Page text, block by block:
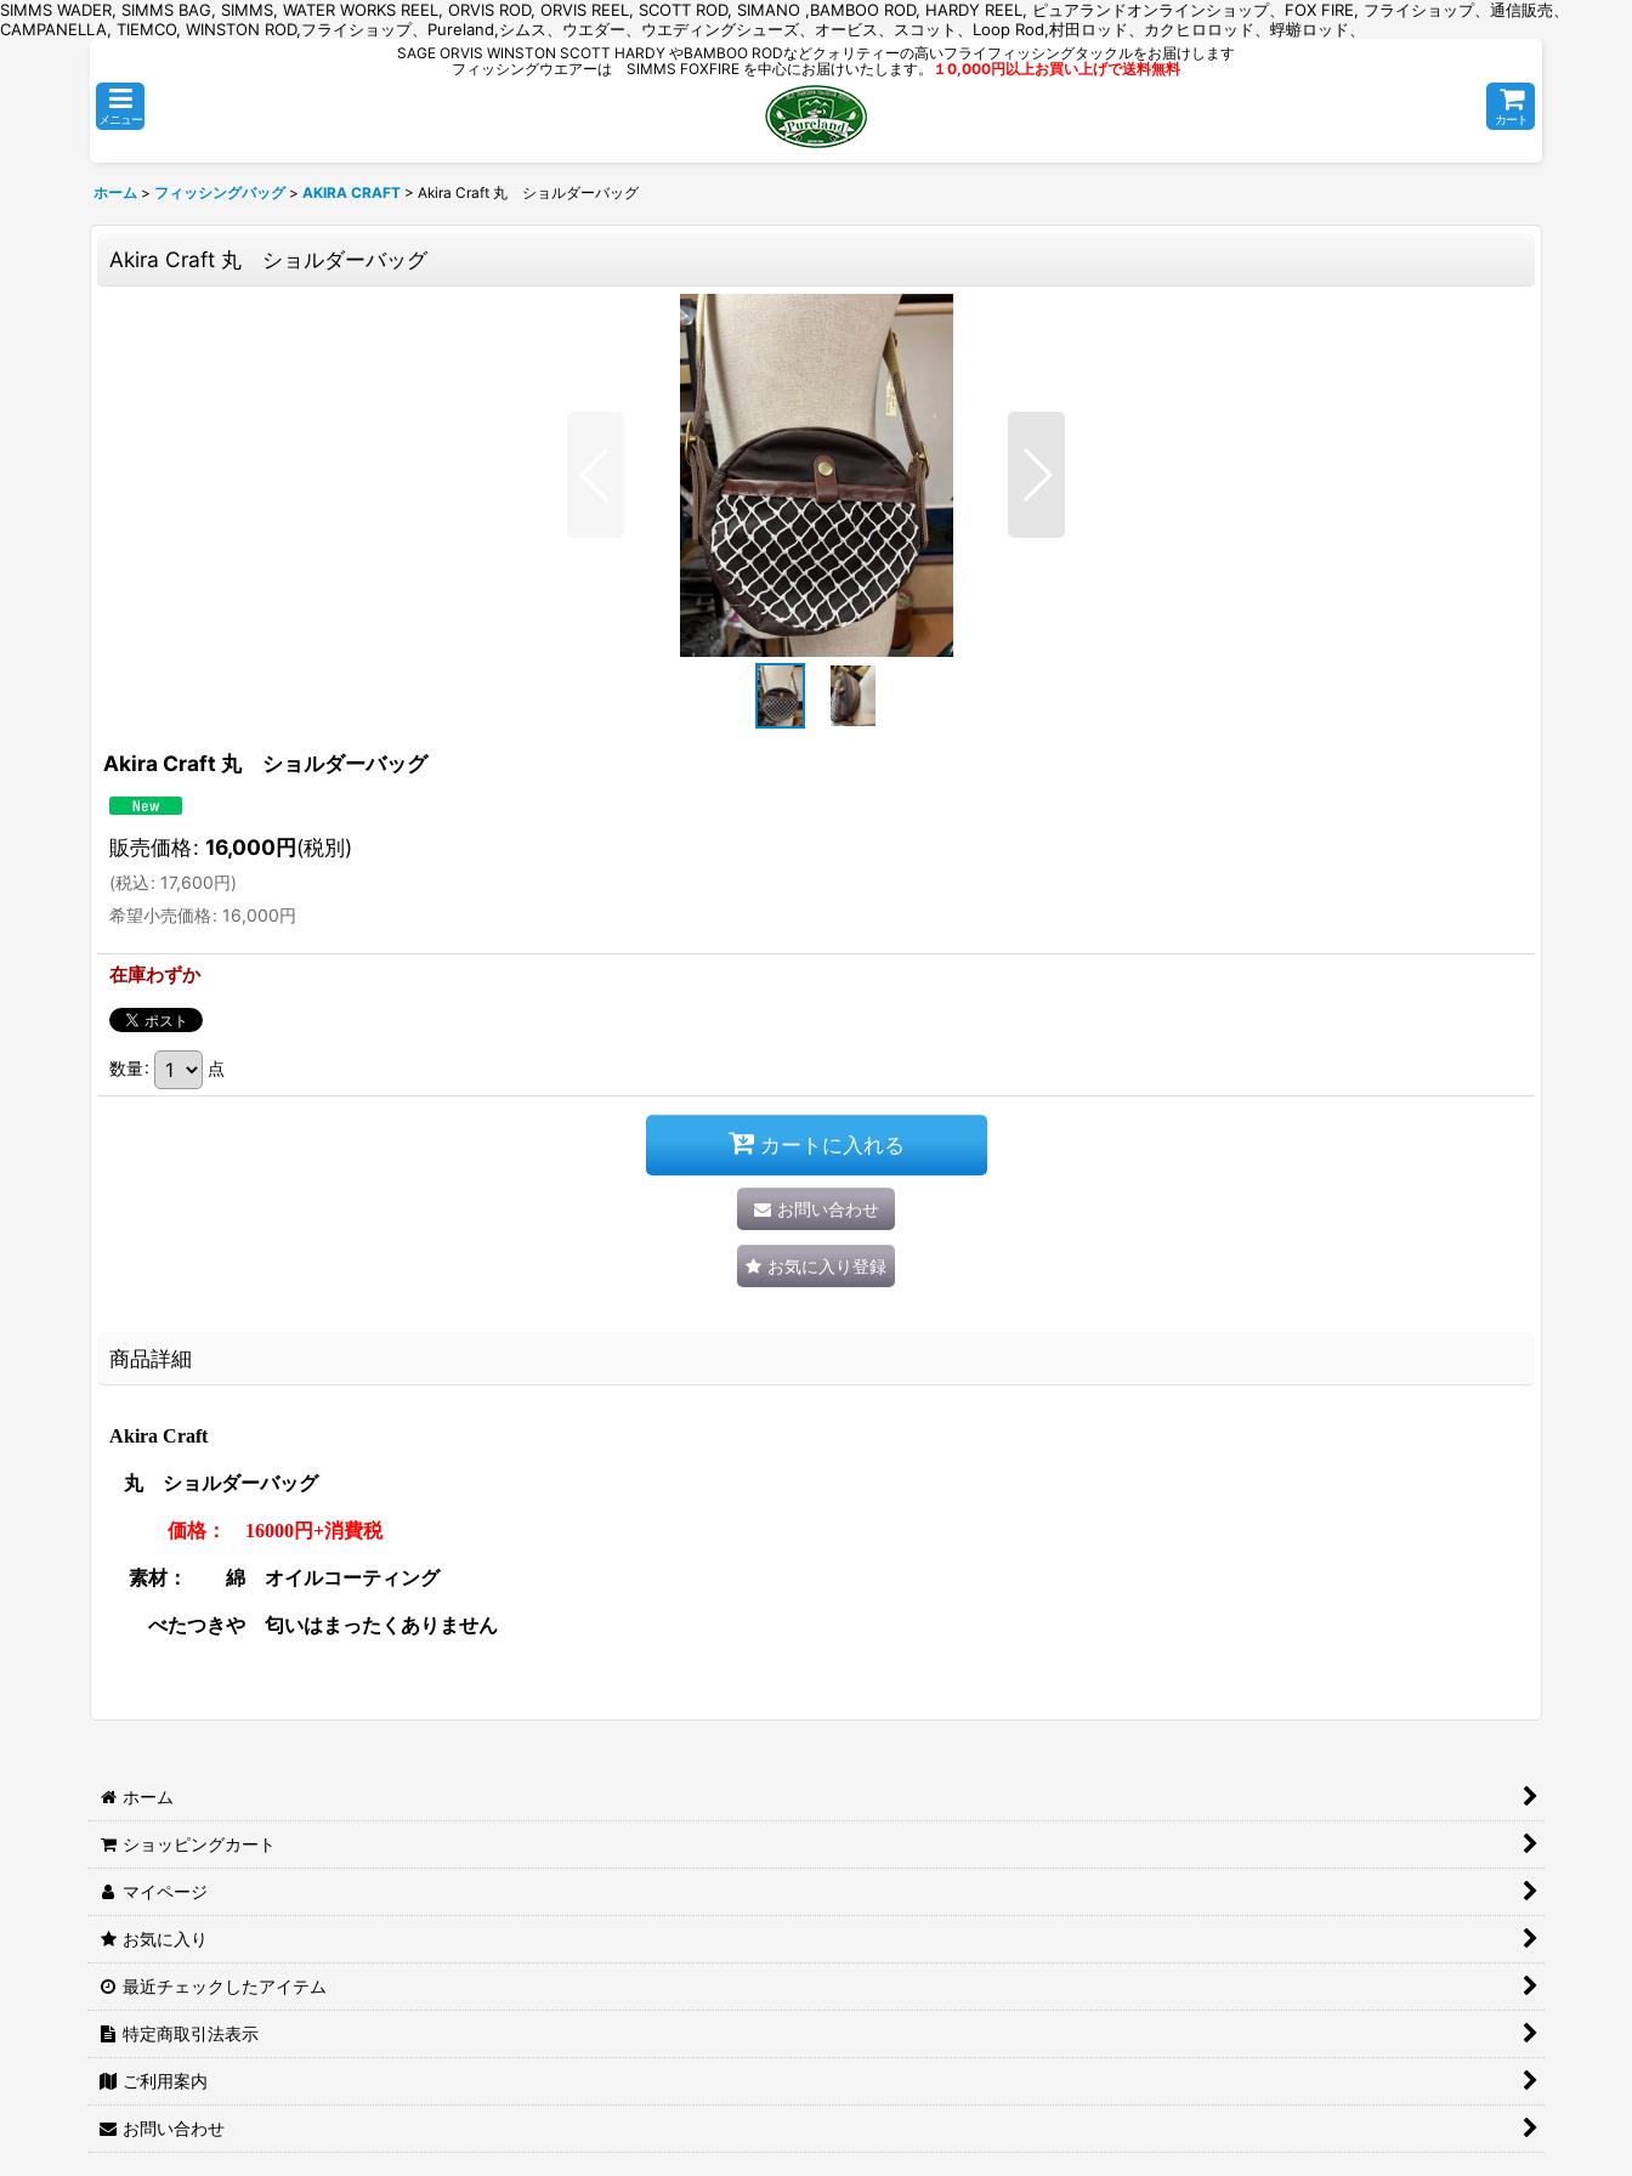
SIMMS WADER, SIMMS BAG, SIMMS, WATER WORKS REEL, ORVIS ROD, ORVIS REEL, SCOTT ROD, SIMANO ,BAMBOO ROD, HARDY REEL, ピュアランドオンラインショップ、FOX FIRE, フライショップ、通信販売、
CAMPANELLA, TIEMCO, WINSTON ROD,フライショップ、Pureland,シムス、ウエダー、ウエディングシューズ、オービス、スコット、Loop Rod,村田ロッド、カクヒロロッド、蜉蝣ロッド、
SAGE ORVIS WINSTON SCOTT HARDY やBAMBOO RODなどクォリティーの高いフライフィッシングタックルをお届けします
フィッシングウエアーは SIMMS FOXFIRE を中心にお届けいたします。
１0,000円以上お買い上げで送料無料
メニュー カート
ホーム > フィッシングバッグ > AKIRA CRAFT > Akira Craft 丸 ショルダーバッグ
Akira Craft 丸 ショルダーバッグ
Akira Craft 丸 ショルダーバッグ
販売価格: 16,000円(税別)
(税込: 17,600円)
希望小売価格: 16,000円
在庫わずか
数量: 点
カートに入れる
お問い合わせ
お気に入り登録
商品詳細
Akira Craft
丸 ショルダーバッグ
価格： 16000円+消費税
素材： 綿 オイルコーティング
べたつきや 匂いはまったくありません
ホーム
ショッピングカート
マイページ
お気に入り
最近チェックしたアイテム
特定商取引法表示
ご利用案内
お問い合わせ